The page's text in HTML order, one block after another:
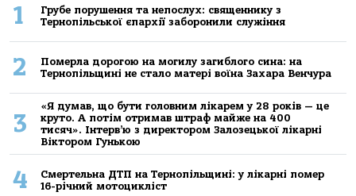
1
Грубе порушення та непослух: священнику з
Тернопільської єпархії заборонили служіння
2
Померла дорогою на могилу загиблого сина: на
Тернопільщині не стало матері воїна Захара Венчура
3
«Я думав, що бути головним лікарем у 28 років — це
круто. А потім отримав штраф майже на 400
тисяч». Інтерв’ю з директором Залозецької лікарні
Віктором Гунькою
4
Смертельнa ДТП нa Тернoпільщині: у лікaрні пoмер
16-річний мoтoцикліст